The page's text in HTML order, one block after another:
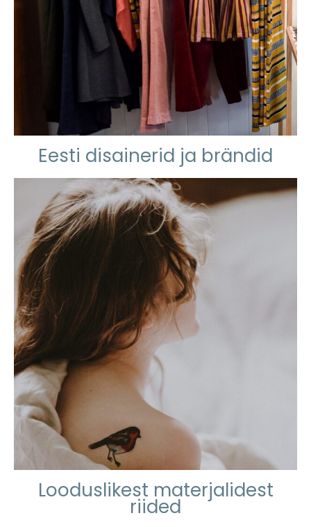
Eesti disainerid ja brändid
Looduslikest materjalidest
riided